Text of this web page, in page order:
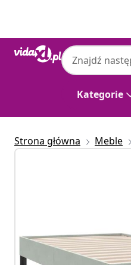
Kategorie
Strona główna Meble